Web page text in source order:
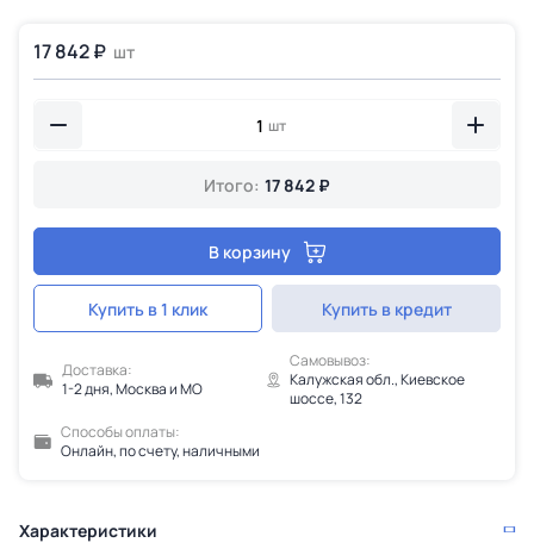
17 842 ₽ шт
шт
Итого: 17 842 ₽
В корзину
Купить в 1 клик Купить в кредит
Доставка:
1-2 дня, Москва и МО
Самовывоз:
Калужская обл., Киевское
шоссе, 132
Способы оплаты:
Онлайн, по счету, наличными
Характеристики